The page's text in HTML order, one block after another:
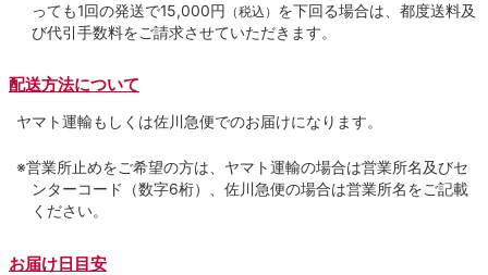
っても1回の発送で15,000円 （税込） を下回る場合は、都度送料及
び代引手数料をご請求させていただきます。
配送方法について
ヤマト運輸もしくは佐川急便でのお届けになります。
※営業所止めをご希望の方は、ヤマト運輸の場合は営業所名及びセ
ンターコード（数字6桁）、佐川急便の場合は営業所名をご記載
ください。
お届け日目安